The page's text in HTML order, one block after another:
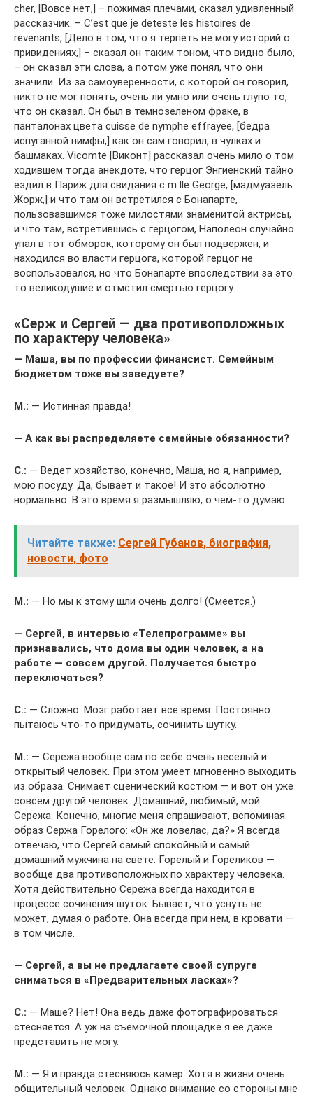
cher, [Вовсе нет,] – пожимая плечами, сказал удивленный
рассказчик. – C’est que je deteste les histoires de
revenants, [Дело в том, что я терпеть не могу историй о
привидениях,] – сказал он таким тоном, что видно было,
– он сказал эти слова, а потом уже понял, что они
значили. Из за самоуверенности, с которой он говорил,
никто не мог понять, очень ли умно или очень глупо то,
что он сказал. Он был в темнозеленом фраке, в
панталонах цвета cuisse de nymphe effrayee, [бедра
испуганной нимфы,] как он сам говорил, в чулках и
башмаках. Vicomte [Виконт] рассказал очень мило о том
ходившем тогда анекдоте, что герцог Энгиенский тайно
ездил в Париж для свидания с m lle George, [мадмуазель
Жорж,] и что там он встретился с Бонапарте,
пользовавшимся тоже милостями знаменитой актрисы,
и что там, встретившись с герцогом, Наполеон случайно
упал в тот обморок, которому он был подвержен, и
находился во власти герцога, которой герцог не
воспользовался, но что Бонапарте впоследствии за это
то великодушие и отмстил смертью герцогу.
«Серж и Сергей — два противоположных
по характеру человека»
— Маша, вы по профессии финансист. Семейным
бюджетом тоже вы заведуете?
М.: — Истинная правда!
— А как вы распределяете семейные обязанности?
С.: — Ведет хозяйство, конечно, Маша, но я, например,
мою посуду. Да, бывает и такое! И это абсолютно
нормально. В это время я размышляю, о чем-то думаю…
Читайте также: Сергей Губанов, биография,
новости, фото
М.: — Но мы к этому шли очень долго! (Смеется.)
— Сергей, в интервью «Телепрограмме» вы
признавались, что дома вы один человек, а на
работе — совсем другой. Получается быстро
переключаться?
С.: — Сложно. Мозг работает все время. Постоянно
пытаюсь что-то придумать, сочинить шутку.
М.: — Сережа вообще сам по себе очень веселый и
открытый человек. При этом умеет мгновенно выходить
из образа. Снимает сценический костюм — и вот он уже
совсем другой человек. Домашний, любимый, мой
Сережа. Конечно, многие меня спрашивают, вспоминая
образ Сержа Горелого: «Он же ловелас, да?» Я всегда
отвечаю, что Сергей самый спокойный и самый
домашний мужчина на свете. Горелый и Гореликов —
вообще два противоположных по характеру человека.
Хотя действительно Сережа всегда находится в
процессе сочинения шуток. Бывает, что уснуть не
может, думая о работе. Она всегда при нем, в кровати —
в том числе.
— Сергей, а вы не предлагаете своей супруге
сниматься в «Предварительных ласках»?
С.: — Маше? Нет! Она ведь даже фотографироваться
стесняется. А уж на съемочной площадке я ее даже
представить не могу.
М.: — Я и правда стесняюсь камер. Хотя в жизни очень
общительный человек. Однако внимание со стороны мне